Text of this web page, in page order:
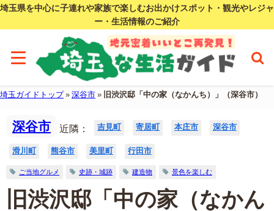
埼玉県を中心に子連れや家族で楽しむお出かけスポット・観光やレジャ
ー・生活情報のご紹介
埼玉ガイドトップ» 深谷市 » 旧渋沢邸「中の家（なかんち）」（深谷市）
深谷市 近隣： 吉見町 寄居町 本庄市 深谷市
滑川町 熊谷市 美里町 行田市
ご当地グルメ 史跡・城跡 建造物 景色を楽しむ
旧渋沢邸「中の家（なかん